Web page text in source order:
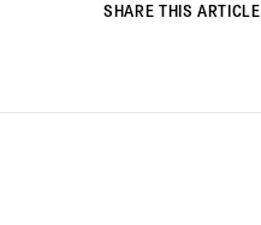
SHARE THIS ARTICLE